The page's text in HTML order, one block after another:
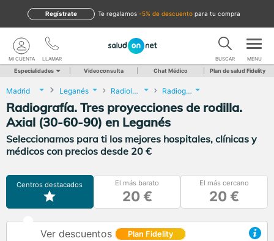
te regalamos -5% de descuento para tu compra
Regístrate
LLAMAR
MI CUENTA BUSCAR MENU
Especialidades Videoconsulta Chat Médico Plan de salud Fidelity
Madrid Leganés Radiología Radiografía. Tres proyecciones de rodilla. Axial (30-60-90)
Radiografía. Tres proyecciones de rodilla.
Axial (30-60-90) en Leganés
Seleccionamos para ti los mejores hospitales, clínicas y
médicos con precios desde 20 €
Centros destacados El más barato
20 €
El más cercano
20 €
Ver descuentos Plan Fidelity